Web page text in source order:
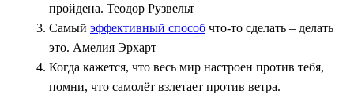
пройдена. Теодор Рузвельт
Самый эффективный способ что-то сделать – делать
это. Амелия Эрхарт
Когда кажется, что весь мир настроен против тебя,
помни, что самолёт взлетает против ветра.